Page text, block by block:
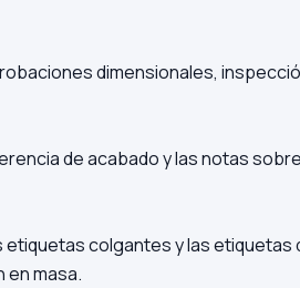
dimensionales,
de acabado y las notas
etiquetas colgantes y las
en masa.